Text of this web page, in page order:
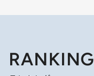
RANKING